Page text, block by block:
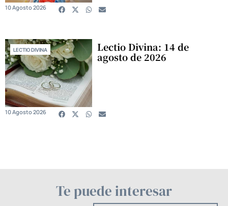
10 Agosto 2026
LECTIO DIVINA Lectio Divina: 14 de
agosto de 2026
10 Agosto 2026
Te puede interesar